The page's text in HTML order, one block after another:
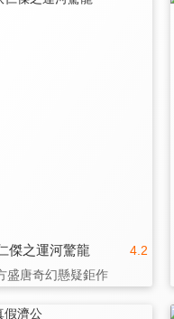
4.2
傑之運河驚龍
盛唐奇幻懸疑鉅作